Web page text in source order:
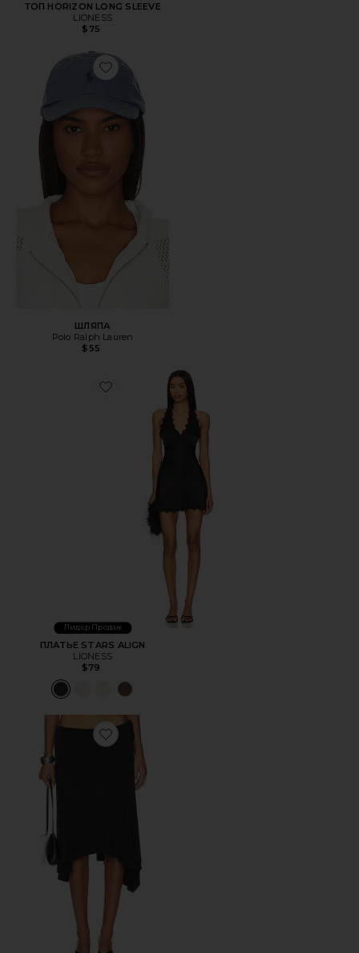
ТОП HORIZON LONG SLEEVE
LIONESS
$75
Favorite ШЛЯПА
ШЛЯПА
Polo Ralph Lauren
$55
Favorite ПЛАТЬЕ STARS ALIGN
Лидер Продаж
ПЛАТЬЕ STARS ALIGN
LIONESS
$79
Favorite ЮБКА МИДИ SHARNI